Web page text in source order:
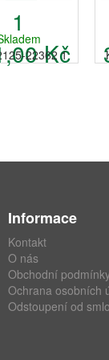
1
Kč
22362 1
Informace
Kontakt
O nás
Obchodní
Ochrana osobních
Odstoupení od